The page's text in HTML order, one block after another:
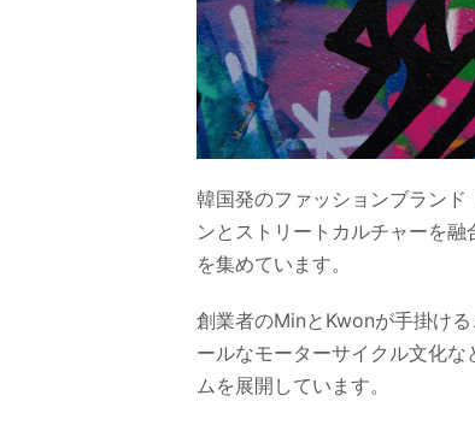
韓国発のファッションブラン
ンとストリートカルチャーを
を集めています。
創業者のMinとKwonが手掛け
ールなモーターサイクル文化
ムを展開しています。